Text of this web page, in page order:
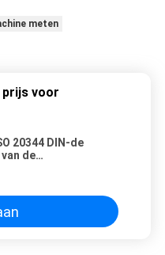
meten
prijs voor
20344 DIN-de
de